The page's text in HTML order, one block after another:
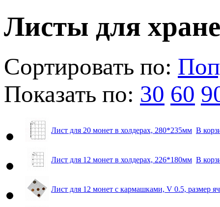
Листы для
Сортировать по:
Показать по: 30 60
Лист для 20 монет в холдерах, 280*235мм В
Лист для 12 монет в холдерах, 226*180мм В
Лист для 12 монет с кармашками, V 0.5, размер